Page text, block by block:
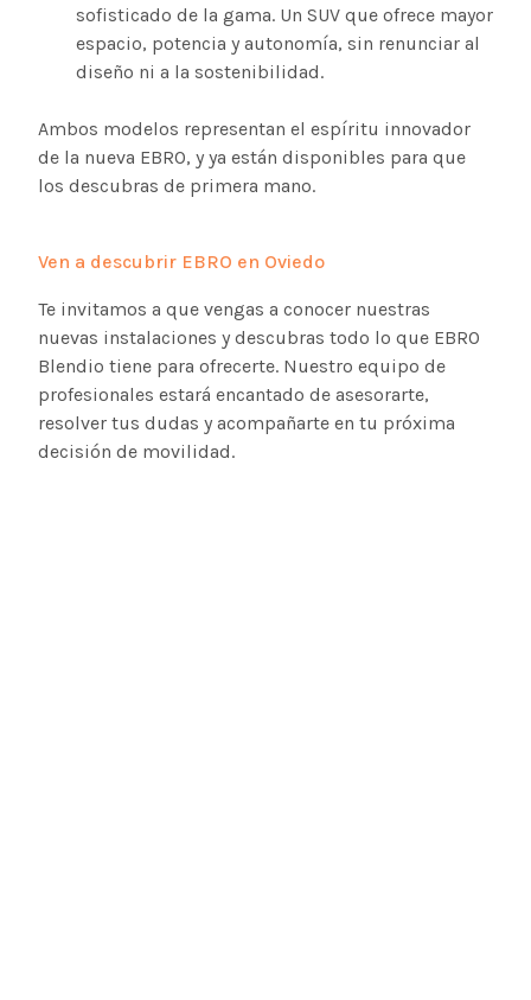
sofisticado de la gama. Un SUV que ofrece mayor
espacio, potencia y autonomía, sin renunciar al
diseño ni a la sostenibilidad.
Ambos modelos representan el espíritu innovador
de la nueva EBRO, y ya están disponibles para que
los descubras de primera mano.
Ven a descubrir EBRO en Oviedo
Te invitamos a que vengas a conocer nuestras
nuevas instalaciones y descubras todo lo que EBRO
Blendio tiene para ofrecerte. Nuestro equipo de
profesionales estará encantado de asesorarte,
resolver tus dudas y acompañarte en tu próxima
decisión de movilidad.